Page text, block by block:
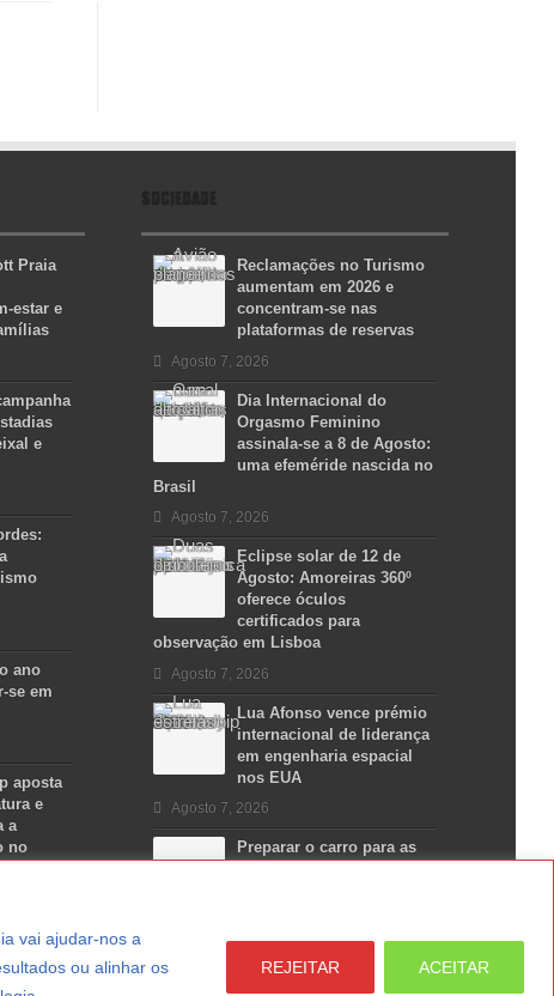
vai ajudar-nos a
ou alinhar os
REJEITAR ACEITAR
Praia
estar e
e
ano
se em
aposta
e
a
no
SOCIEDADE
Reclamações no Turismo
aumentam em 2026 e
concentram-se nas
plataformas de reservas
Agosto 7, 2026
Dia Internacional do
Orgasmo Feminino
assinala-se a 8 de Agosto:
uma efeméride nascida no
Brasil
Agosto 7, 2026
Eclipse solar de 12 de
Agosto: Amoreiras 360º
oferece óculos
certificados para
observação em Lisboa
Agosto 7, 2026
Lua Afonso vence prémio
internacional de liderança
em engenharia espacial
nos EUA
Agosto 7, 2026
Preparar o carro para as